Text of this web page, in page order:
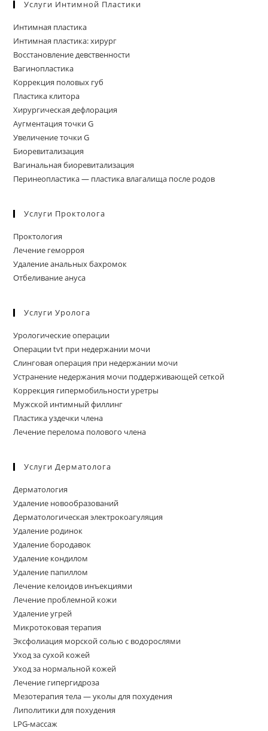
Услуги Интимной Пластики
Интимная пластика
Интимная пластика: хирург
Восстановление девственности
Вагинопластика
Коррекция половых губ
Пластика клитора
Хирургическая дефлорация
Аугментация точки G
Увеличение точки G
Биоревитализация
Вагинальная биоревитализация
Перинеопластика — пластика влагалища после родов
Услуги Проктолога
Проктология
Лечение геморроя
Удаление анальных бахромок
Отбеливание ануса
Услуги Уролога
Урологические операции
Операции tvt при недержании мочи
Слинговая операция при недержании мочи
Устранение недержания мочи поддерживающей сеткой
Коррекция гипермобильности уретры
Мужской интимный филлинг
Пластика уздечки члена
Лечение перелома полового члена
Услуги Дерматолога
Дерматология
Удаление новообразований
Дерматологическая электрокоагуляция
Удаление родинок
Удаление бородавок
Удаление кондилом
Удаление папиллом
Лечение келоидов инъекциями
Лечение проблемной кожи
Удаление угрей
Микротоковая терапия
Эксфолиация морской солью с водорослями
Уход за сухой кожей
Уход за нормальной кожей
Лечение гипергидроза
Мезотерапия тела — уколы для похудения
Липолитики для похудения
LPG-массаж